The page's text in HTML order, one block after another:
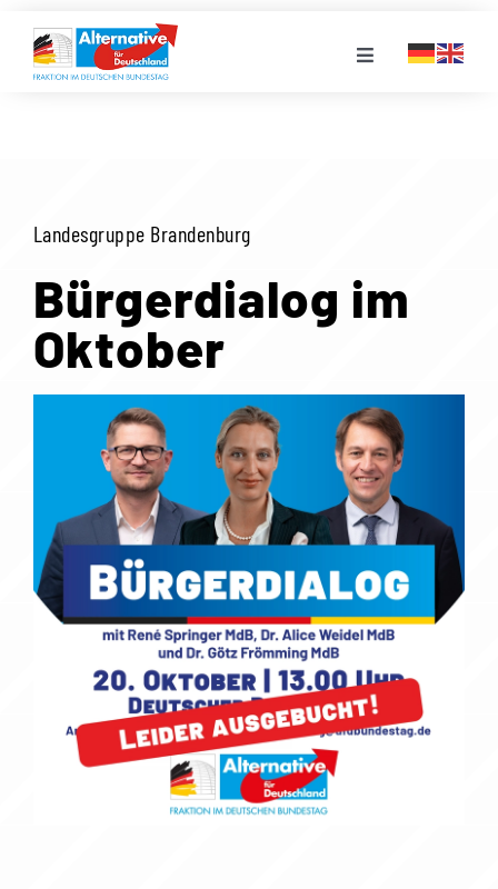
Inhalt
springen
Toggle
VERANSTALTUNGEN
PRESSE
STELLENPORTAL
MEDIATHEK
Landesgruppe Brandenburg
Bürgerdialog im
Oktober